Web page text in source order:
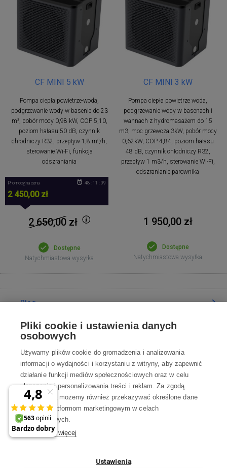
CF MINI 5 kW
Pompa ciepła powietrze-woda,
podgrzewanie wody w basenie do 23
m³, pobór mocy 0,98 kW, COP 5,10,
poziom hałasu 50 dB, czynnik
chłodniczy R32, przepływ 1,8 m³/h,
sterowanie Wi-Fi, funkcja
odszraniania
Promocyjna cena
2 450,00 zł
48 : 11 : 09
2 650,00zł
Dostępne
Natychmiastowa wysyłka
CF MINI 3 kW
Pompa ciepła powietrze woda,
podgrzewanie wody w basenach i
wannach z hydromasażem do 15
m3, moc grzewcza 3kW, pobór mocy
0,62kW, COP 4,84, poziom hałasu
48 dB, czynnik chłodniczy R32,
przepływ 1 m3/h, sterowanie Wi-Fi,
odszranianie parownika
1 950,00 zł
Dostępne
Natychmiastowa wysyłka
Blog
Poradnia
Wszystko o zakupach
Kontakt
Skontaktuj się z Nami
Pon-Pt 8:00—17:00
Pliki cookie i ustawienia danych
osobowych
Używamy plików cookie do gromadzenia i analizowania
informacji o wydajności i korzystaniu z witryny, aby zapewnić
działanie funkcji mediów społecznościowych oraz w celu
ulepszania i personalizowania treści i reklam. Za zgodą
użytkownika możemy również przekazywać określone dane
osobowe platformom marketingowym w celach
marketingowych.
Dowiedz się więcej
Ustawienia